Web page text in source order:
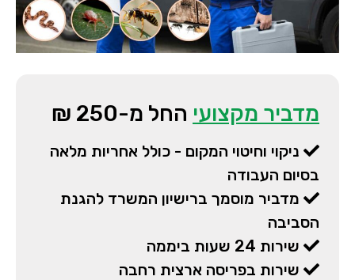
מדביר מקצועי החל מ-250 ₪
ניקוי וחיטוי המקום - כולל אחריות מלאה
בסיום העבודה
מדביר מוסמך ברישיון המשרד להגנת
הסביבה
שירות 24 שעות ביממה
שירות בפריסה ארצית רחבה